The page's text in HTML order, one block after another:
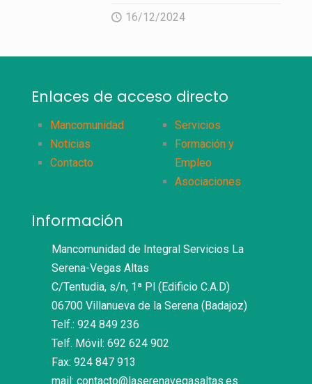
16/12/2024
Enlaces de acceso directo
Mancomunidad
Noticias
Contacto
Servicios
Formación y
Empleo
Asociaciones
Información
Mancomunidad de Integral Servicios La
Serena-Vegas Altas
C/Tentudia, s/n, 1ª Pl (Edificio C.A.D)
06700 Villanueva de la Serena (Badajoz)
Telf.: 924 849 236
Telf. Móvil: 692 624 902
Fax: 924 847 913
mail: contacto@laserenavegasaltas.es